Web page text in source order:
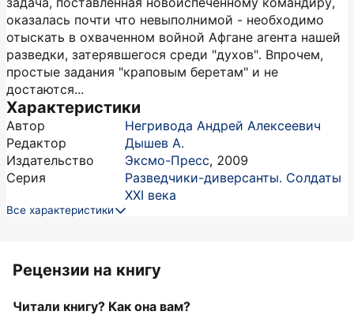
оказалась почти что невыполнимой - необходимо
отыскать в охваченном войной Афгане агента нашей
разведки, затерявшегося среди "духов". Впрочем,
простые задания "краповым беретам" и не
достаются...
Характеристики
Автор
Негривода Андрей Алексеевич
Редактор
Дышев А.
Издательство
Эксмо-Пресс, 2009
Серия
Разведчики-диверсанты. Солдаты
ХХI века
Все характеристики
Рецензии на книгу
Читали книгу? Как она вам?